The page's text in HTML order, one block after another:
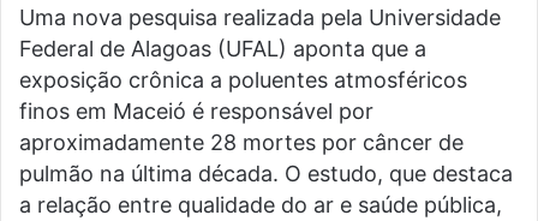
Uma nova pesquisa realizada pela Universidade
Federal de Alagoas (UFAL) aponta que a
exposição crônica a poluentes atmosféricos
finos em Maceió é responsável por
aproximadamente 28 mortes por câncer de
pulmão na última década. O estudo, que destaca
a relação entre qualidade do ar e saúde pública,